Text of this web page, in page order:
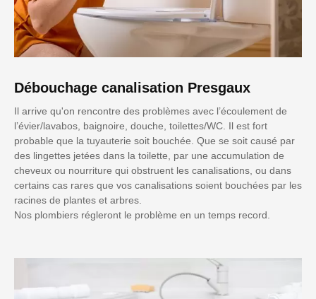
Débouchage canalisation Presgaux
Il arrive qu'on rencontre des problèmes avec l’écoulement de
l’évier/lavabos, baignoire, douche, toilettes/WC. Il est fort
probable que la tuyauterie soit bouchée. Que se soit causé par
des lingettes jetées dans la toilette, par une accumulation de
cheveux ou nourriture qui obstruent les canalisations, ou dans
certains cas rares que vos canalisations soient bouchées par les
racines de plantes et arbres.
Nos plombiers régleront le problème en un temps record.